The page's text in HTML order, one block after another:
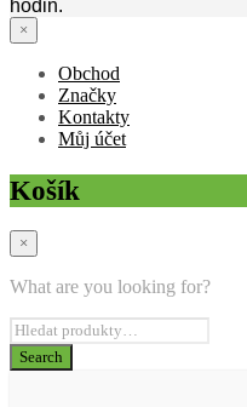
hodin.
×
Obchod
Značky
Kontakty
Můj účet
Košík
×
What are you looking for?